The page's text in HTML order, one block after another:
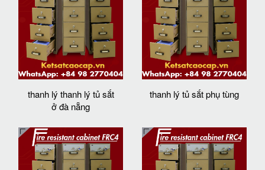
thanh lý thanh lý tủ sắt
ở đà nẵng
thanh lý tủ sắt phụ tùng